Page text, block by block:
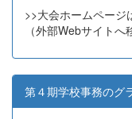
>>大会ホームページ
（外部Webサイトへ
第４期学校事務のグ